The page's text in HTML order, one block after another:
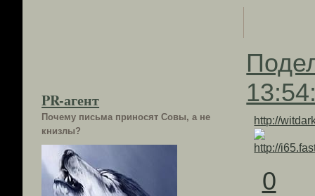
PR-агент
Почему письма приносят Совы, а не
книзлы?
http://
0